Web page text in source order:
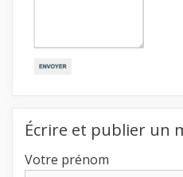
Écrire et publier un
Votre prénom